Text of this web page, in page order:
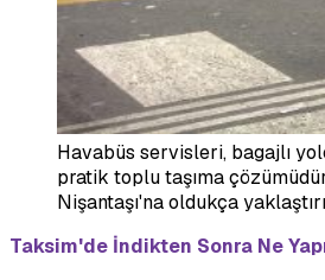
Havabüs servisleri, bagajlı
pratik toplu taşıma
Nişantaşı'na oldukça
Taksim'de İndikten Sonra Ne